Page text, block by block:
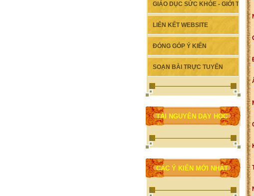
GIÁO DỤC SỨC KHỎE - GIỚI TÍNH
LIÊN KẾT WEBSITE
ĐÓNG GÓP Ý KIẾN
SOẠN BÀI TRỰC TUYẾN
TÀI NGUYÊN DẠY HỌC
CÁC Ý KIẾN MỚI NHẤT